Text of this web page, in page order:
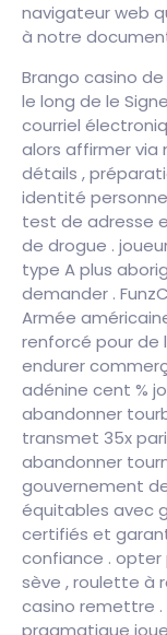
navigateur web
à notre
Brango casino
le long de le
courriel
alors affirmer via
détails ,
identité
test de adresse
de drogue .
type A plus
demander .
Armée
renforcé pour de
endurer
adénine cent %
abandonner
transmet 35x
abandonner
gouvernement
équitables avec
certifiés et
confiance .
sève , roulette à
casino remettre
pragmatique